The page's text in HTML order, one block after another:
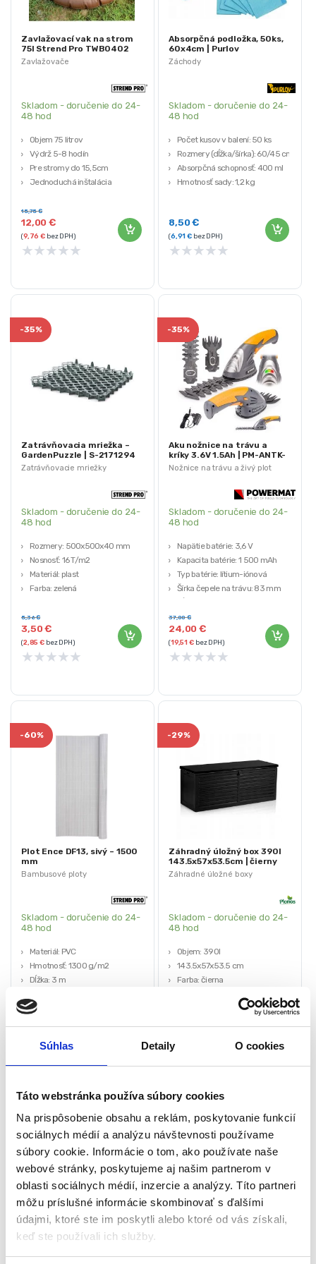
Súhlas Detaily O cookies
Táto webstránka používa súbory cookies
Na prispôsobenie obsahu a reklám, poskytovanie funkcií
sociálnych médií a analýzu návštevnosti používame
súbory cookie. Informácie o tom, ako používate naše
webové stránky, poskytujeme aj našim partnerom v
oblasti sociálnych médií, inzercie a analýzy. Títo partneri
môžu príslušné informácie skombinovať s ďalšími
údajmi, ktoré ste im poskytli alebo ktoré od vás získali,
keď ste používali ich služby.
Zavlažovače
Zavlažovací vak na strom
75l Strend Pro TWB0402
Skladom - doručenie do 24-
48 hod
Objem 75 litrov
Výdrž 5-8 hodín
Pre stromy do 15,5cm
Jednoduchá inštalácia
12,00€
15,75€
(9,76€ bez DPH)
★★★★★
Záchody
Absorpčná podložka, 50ks,
60x4cm | Purlov
Skladom - doručenie do 24-
48 hod
Počet kusov v balení: 50 ks
Rozmery (dĺžka/šírka): 60/45 cm
Absorpčná schopnosť: 400 ml
Hmotnosť sady: 1,2 kg
8,50€
(6,91€ bez DPH)
★★★★★
Zatrávňovacie mriežky
-35%
Zatrávňovacia mriežka –
GardenPuzzle | S-2171294
Skladom - doručenie do 24-
48 hod
Rozmery: 500x500x40 mm
Nosnosť: 16 T/m2
Materiál: plast
Farba: zelená
3,50€
5,36€
(2,85€ bez DPH)
★★★★★
Nožnice na trávu a živý plot
-35%
Aku nožnice na trávu a
kríky 3.6V 1.5Ah | PM-ANTK-
3.6T
Skladom - doručenie do 24-
48 hod
Napätie batérie: 3,6 V
Kapacita batérie: 1 500 mAh
Typ batérie: lítium-iónová
Šírka čepele na trávu: 83 mm
24,00€
37,00€
(19,51€bez DPH)
★★★★★
Bambusové ploty
-60%
Plot Ence DF13, sivý – 1500
mm
Skladom - doručenie do 24-
48 hod
Materiál: PVC
Hmotnosť: 1300 g/m2
Dĺžka: 3 m
20,33€bez DPH)
★★★★★
Záhradné úložné boxy
-29%
Záhradný úložný box 390l
143.5x57x53.5cm | čierny
Skladom - doručenie do 24-
48 hod
Objem: 390l
143.5x57x53.5 cm
Farba: čierna
(89,43
★★★★★
- 21%
Redukcia na IBC nádrž – 60
- 17%
Lampový olej PE-PO 1L | číry